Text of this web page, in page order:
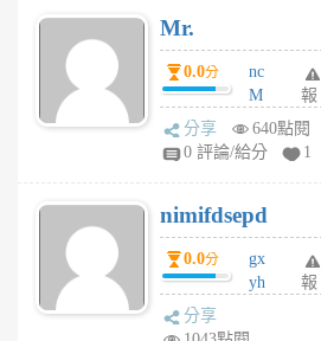
Mr.
0.0分
nc
M
U
F
U
5
個
月
報
分享
640點閱
0 評論/給分
1
nimifdsepd
0.0分
gx
yh
報
分享